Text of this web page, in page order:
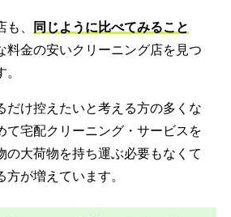
、
同じように比べてみること
料金の安いクリーニング店を見つ
だけ控えたいと考える方の多くな
て宅配クリーニング・サービスを
の大荷物を持ち運ぶ必要もなくて
が増えています。